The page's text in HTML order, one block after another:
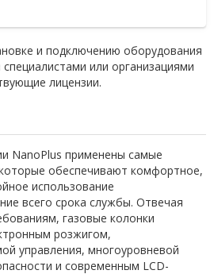
и подключению оборудования
или организациями
лицензии.
NanoPlus применены самые
обеспечивают комфортное,
использование
всего срока службы. Отвечая
газовые колонки
розжигом,
управления, многоуровневой
и современным LCD-